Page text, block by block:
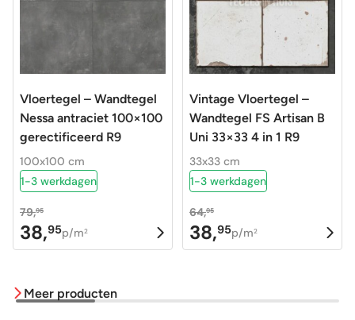
Vloertegel – Wandtegel
Nessa antraciet 100×100
gerectificeerd R9
100x100 cm
1-3 werkdagen
79,95
Oorspronkelijke
prijs
79,95.
38,95
Huidige
prijs
38,95.
p/m2
Vintage Vloertegel –
Wandtegel FS Artisan B
Uni 33×33 4 in 1 R9
33x33 cm
1-3 werkdagen
64,95
Oorspronkelijke
prijs
38,95
Huidige
prijs
p/m2
Meer producten